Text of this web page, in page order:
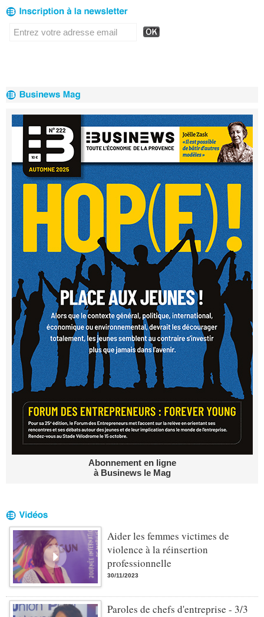
Abonnement en ligne
à Businews le Mag
Aider les femmes victimes de
violence à la réinsertion
professionnelle
30/11/2023
Paroles de chefs d'entreprise - 3/3